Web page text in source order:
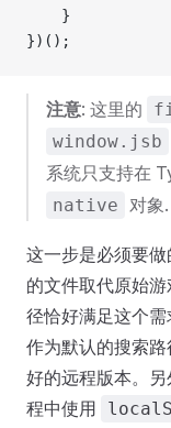
    }
})();
注意: 这里的
window.jsb
系统只支持在
native 对象.
这一步是必须要
的文件取代原始
径恰好满足这个
作为默认的搜索
好的远程版本。
程中使用